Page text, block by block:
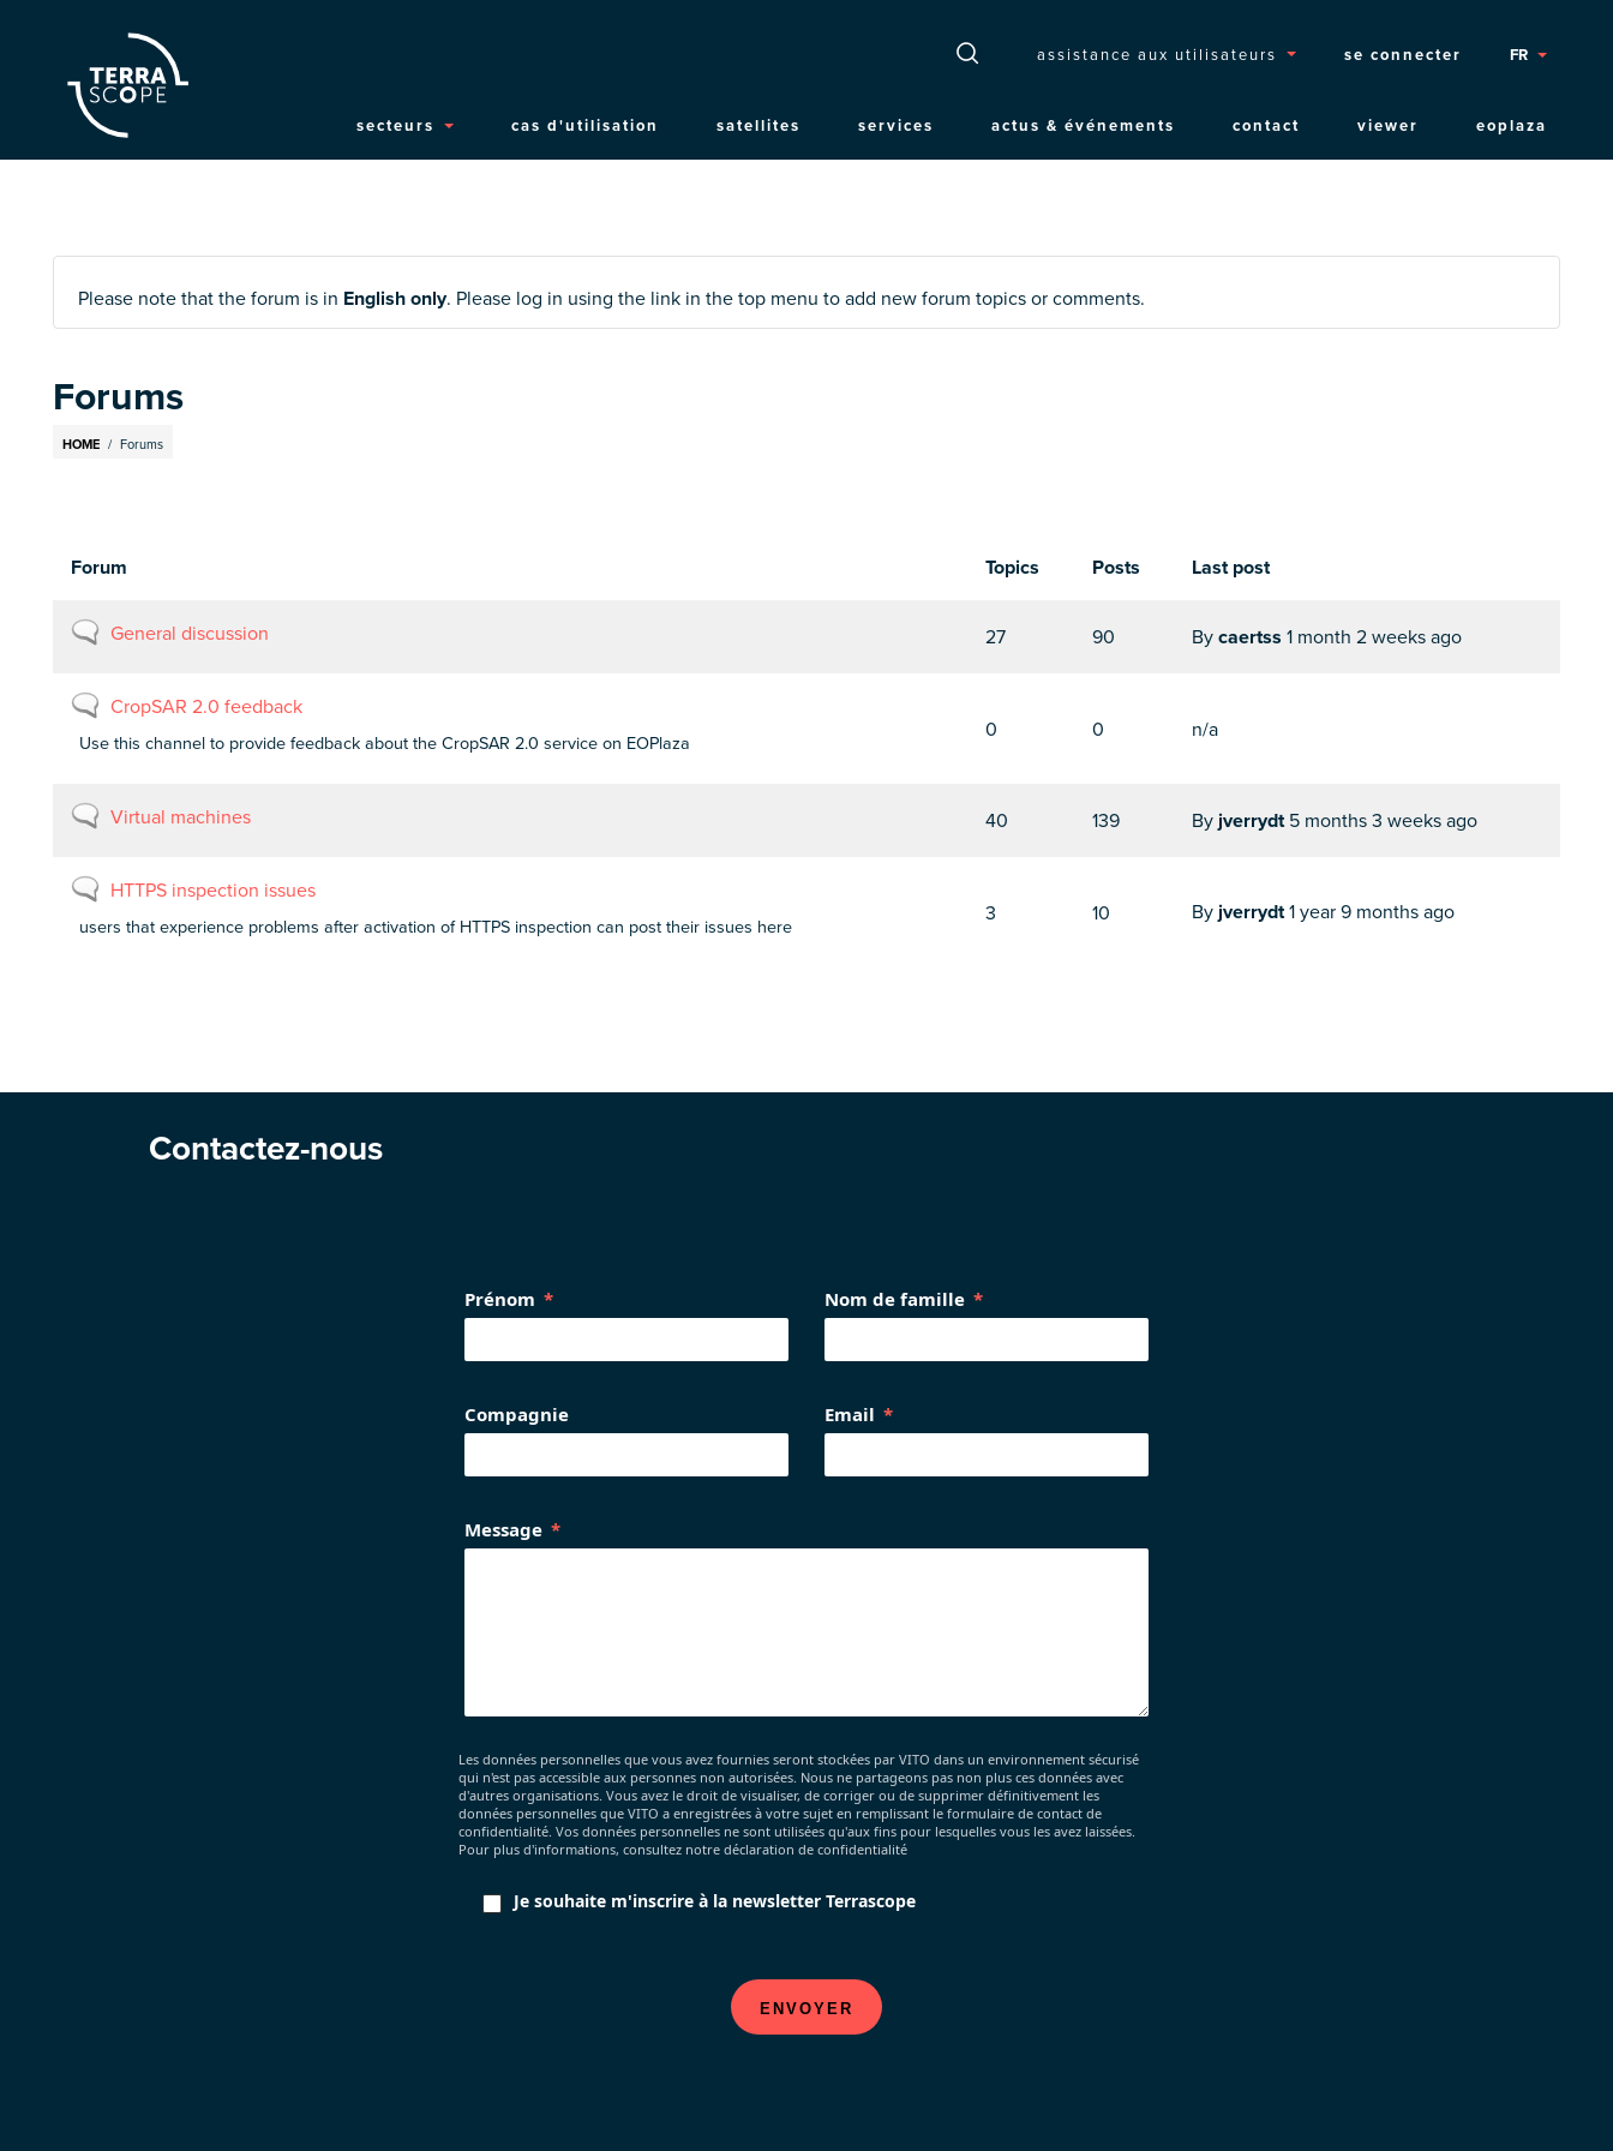
Topmenu
assistance aux utilisateurs se connecter FR
Main
secteurs cas d'utilisation satellites services actus & événements contact viewer eoplaza
Please note that the forum is in English only. Please log in using the link in the top menu to add new forum topics or comments.
Forums
Breadcrumb
HOME Forums
Forum Topics Posts Last post
No
posts
General discussion 27 90 Bycaertss 1 month 2 weeks ago
No
new
CropSAR 2.0 feedback
Use this channel to provide feedback about the CropSAR 2.0 service on EOPlaza
0 0 n/a
No
posts
Virtual machines 40 139 Byjverrydt5 months 3 weeks ago
No
new
HTTPS inspection issues
users that experience problems after activation of HTTPS inspection can post their issues here
3 10 Byjverrydt1 year 9 months ago
Contactez-nous
Prénom Nom de famille
Compagnie Email
Message
Les données personnelles que vous avez fournies seront stockées par VITO dans un environnement sécurisé
qui n'est pas accessible aux personnes non autorisées. Nous ne partageons pas non plus ces données avec
d'autres organisations. Vous avez le droit de visualiser, de corriger ou de supprimer définitivement les
données personnelles que VITO a enregistrées à votre sujet en remplissant le formulaire de contact de
confidentialité. Vos données personnelles ne sont utilisées qu'aux fins pour lesquelles vous les avez laissées.
Pour plus d'informations, consultez notre déclaration de confidentialité
Je souhaite m'inscrire à la newsletter Terrascope
ENVOYER